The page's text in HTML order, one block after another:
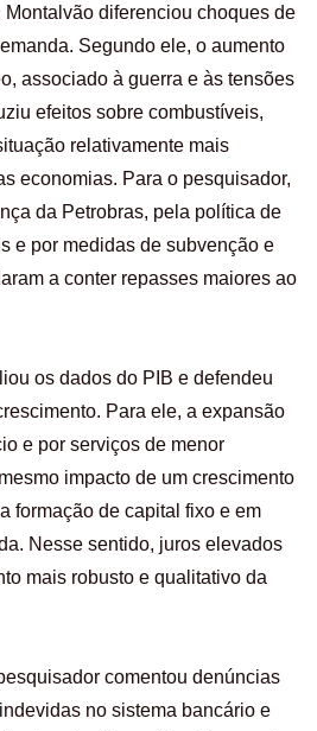
diferenciou choques de
Segundo ele, o aumento
associado à guerra e às tensões
efeitos sobre combustíveis,
relativamente mais
economias. Para o pesquisador,
da Petrobras, pela política de
e por medidas de subvenção e
a conter repasses maiores ao
os dados do PIB e defendeu
Para ele, a expansão
e por serviços de menor
impacto de um crescimento
formação de capital fixo e em
Nesse sentido, juros elevados
mais robusto e qualitativo da
comentou denúncias
no sistema bancário e